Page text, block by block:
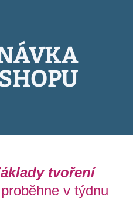
tvoření
proběhne v týdnu